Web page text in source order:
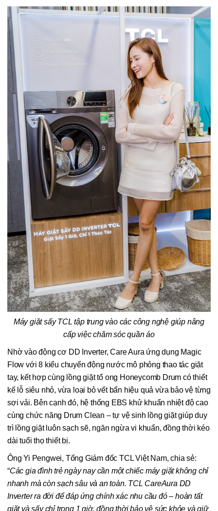
Máy giặt sấy TCL tập trung vào các công nghệ giúp nâng
cấp việc chăm sóc quần áo
Nhờ vào động cơ DD Inverter, Care Aura ứng dụng Magic
Flow với 8 kiểu chuyển động nước mô phỏng thao tác giặt
tay, kết hợp cùng lồng giặt tổ ong Honeycomb Drum có thiết
kế lỗ siêu nhỏ, vừa loại bỏ vết bẩn hiệu quả vừa bảo vệ từng
sợi vải. Bên cạnh đó, hệ thống EBS khử khuẩn nhiệt độ cao
cùng chức năng Drum Clean – tự vệ sinh lồng giặt giúp duy
trì lồng giặt luôn sạch sẽ, ngăn ngừa vi khuẩn, đồng thời kéo
dài tuổi thọ thiết bị.
Ông Yi Pengwei, Tổng Giám đốc TCL Việt Nam, chia sẻ:
“Các gia đình trẻ ngày nay cần một chiếc máy giặt không chỉ
nhanh mà còn sạch sâu và an toàn. TCL CareAura DD
Inverter ra đời để đáp ứng chính xác nhu cầu đó – hoàn tất
giặt và sấy chỉ trong 1 giờ, đồng thời bảo vệ sức khỏe và giữ